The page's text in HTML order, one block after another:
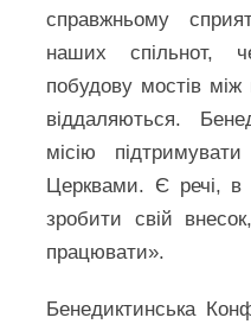
справжньому
наших спільнот,
побудову мостів між
віддаляються.
місію
Церквами. Є речі,
зробити свій
працювати».
Бенедиктинська